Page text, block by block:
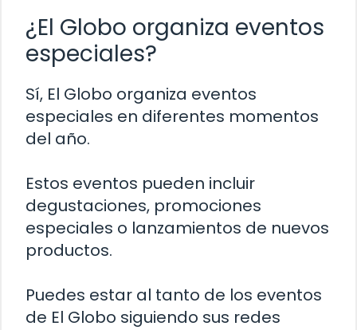
¿El Globo organiza eventos
especiales?
Sí, El Globo organiza eventos
especiales en diferentes momentos
del año.
Estos eventos pueden incluir
degustaciones, promociones
especiales o lanzamientos de nuevos
productos.
Puedes estar al tanto de los eventos
de El Globo siguiendo sus redes